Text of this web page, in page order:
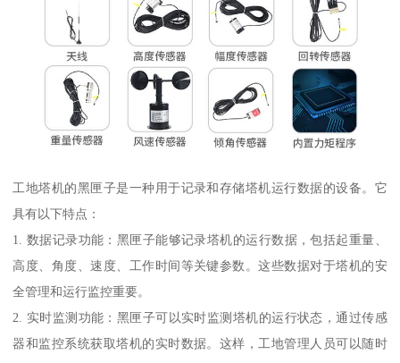
工地塔机的黑匣子是一种用于记录和存储塔机运行数据的设备。它
具有以下特点：
1. 数据记录功能：黑匣子能够记录塔机的运行数据，包括起重量、
高度、角度、速度、工作时间等关键参数。这些数据对于塔机的安
全管理和运行监控重要。
2. 实时监测功能：黑匣子可以实时监测塔机的运行状态，通过传感
器和监控系统获取塔机的实时数据。这样，工地管理人员可以随时